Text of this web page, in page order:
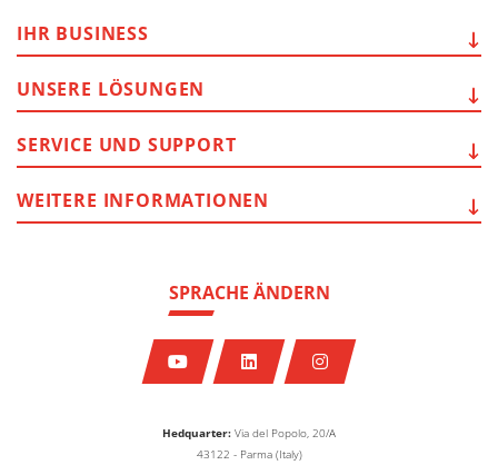
Hedquarter: Via del Popolo, 20/A
43122 - Parma (Italy)
SPRACHE ÄNDERN
IHR BUSINESS
UNSERE LÖSUNGEN
SERVICE UND SUPPORT
WEITERE INFORMATIONEN